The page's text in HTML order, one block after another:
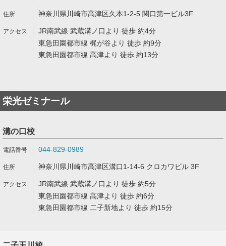
神奈川県川崎市高津区久本1-2-5 関口第一ビル3F
JR南武線 武蔵溝ノ口より 徒歩 約4分
東急田園都市線 梶が谷より 徒歩 約9分
東急田園都市線 高津より 徒歩 約13分
栄光ゼミナール
溝の口校
044-829-0989
神奈川県川崎市高津区溝口1-14-6 クロカワビル 3F
JR南武線 武蔵溝ノ口より 徒歩 約5分
東急田園都市線 高津より 徒歩 約6分
東急田園都市線 二子新地より 徒歩 約15分